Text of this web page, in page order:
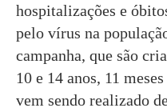
hospitalizações e
pelo vírus na
campanha, que são
10 e 14 anos, 11
vem sendo realizado